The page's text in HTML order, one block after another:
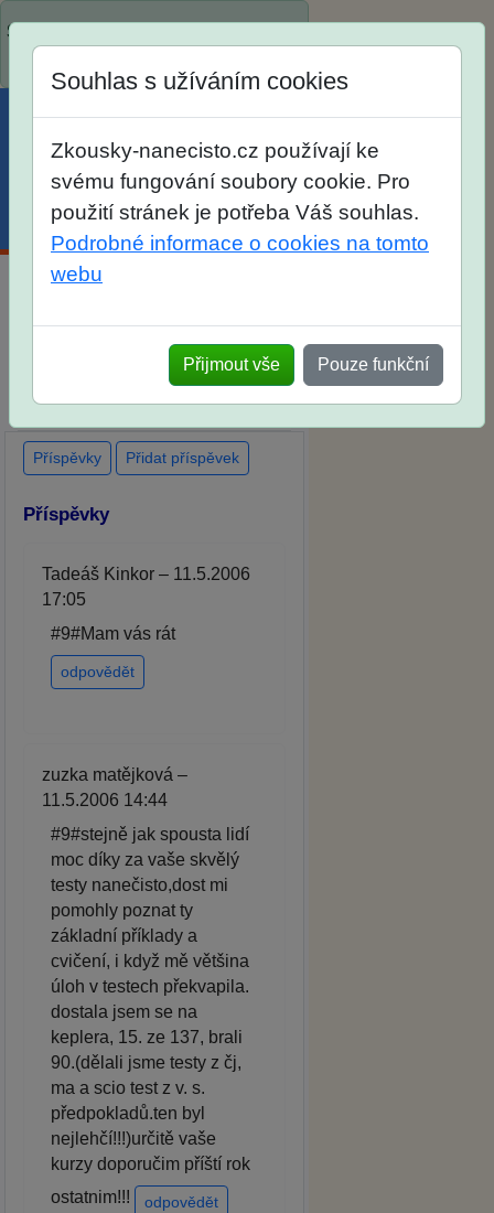
Spustili jsme přihlašování na školní
Menu Účet Košík
skutečných přijímacích
zkouškách
Souhlas s užíváním cookies
Zkousky-nanecisto.cz používají ke
svému fungování soubory cookie. Pro
použití stránek je potřeba Váš souhlas.
Podrobné informace o cookies na tomto
webu
Přijmout vše Pouze funkční
Příspěvky Přidat příspěvek
Příspěvky
Tadeáš Kinkor – 11.5.2006
17:05
#9#Mam vás rát
odpovědět
zuzka matějková –
11.5.2006 14:44
#9#stejně jak spousta lidí
moc díky za vaše skvělý
testy nanečisto,dost mi
pomohly poznat ty
základní příklady a
cvičení, i když mě většina
úloh v testech překvapila.
dostala jsem se na
keplera, 15. ze 137, brali
90.(dělali jsme testy z čj,
ma a scio test z v. s.
předpokladů.ten byl
nejlehčí!!!)určitě vaše
kurzy doporučim příští rok
ostatnim!!!
odpovědět